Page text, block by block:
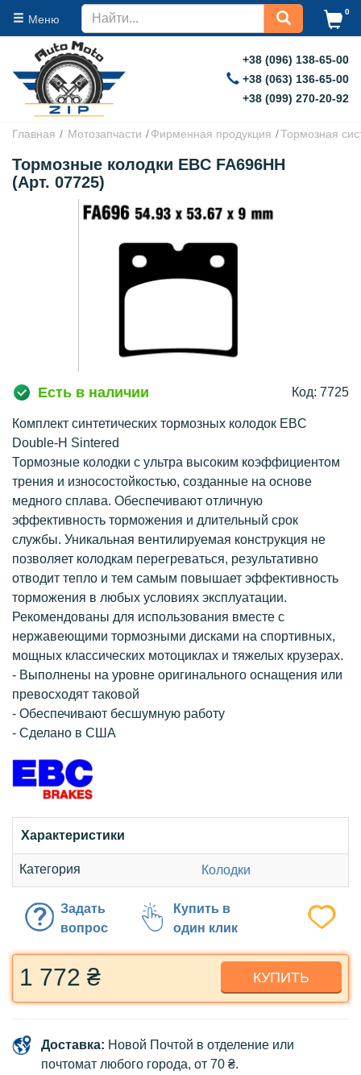
Меню
0
+38 (096) 138-65-00
+38 (063) 136-65-00
+38 (099) 270-20-92
Главная Мотозапчасти Фирменная продукция Тормозная
Тормозные колодки EBC FA696HH
(Арт. 07725)
Есть в наличии Код: 7725
Комплект синтетических тормозных колодок EBC
Double-H Sintered
Тормозные колодки с ультра высоким коэффициентом
трения и износостойкостью, созданные на основе
медного сплава. Обеспечивают отличную
эффективность торможения и длительный срок
службы. Уникальная вентилируемая конструкция не
позволяет колодкам перегреваться, результативно
отводит тепло и тем самым повышает эффективность
торможения в любых условиях эксплуатации.
Рекомендованы для использования вместе с
нержавеющими тормозными дисками на спортивных,
мощных классических мотоциклах и тяжелых крузерах.
- Выполнены на уровне оригинального оснащения или
превосходят таковой
- Обеспечивают бесшумную работу
- Сделано в США
Характеристики
Категория Колодки
Задать
вопрос
Купить в
один клик
1 772 ₴ КУПИТЬ
Доставка: Новой Почтой в отделение или
почтомат любого города, от 70 ₴.